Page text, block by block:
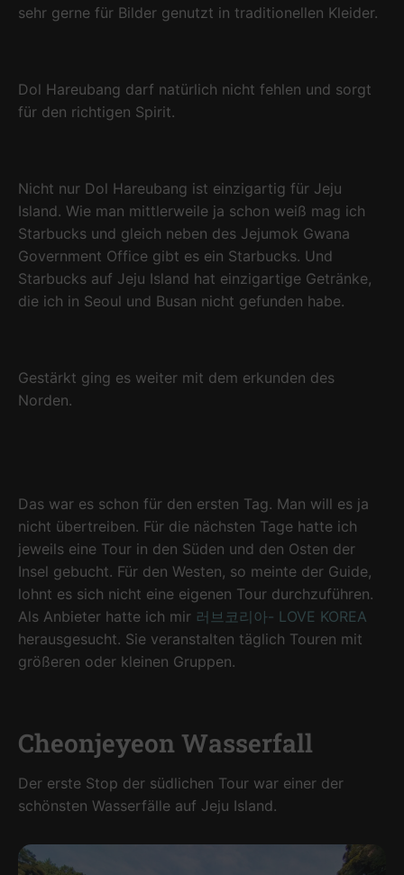
sehr gerne für Bilder genutzt in traditionellen Kleider.
Dol Hareubang darf natürlich nicht fehlen und sorgt
für den richtigen Spirit.
Nicht nur Dol Hareubang ist einzigartig für Jeju
Island. Wie man mittlerweile ja schon weiß mag ich
Starbucks und gleich neben des Jejumok Gwana
Government Office gibt es ein Starbucks. Und
Starbucks auf Jeju Island hat einzigartige Getränke,
die ich in Seoul und Busan nicht gefunden habe.
Gestärkt ging es weiter mit dem erkunden des
Norden.
Das war es schon für den ersten Tag. Man will es ja
nicht übertreiben. Für die nächsten Tage hatte ich
jeweils eine Tour in den Süden und den Osten der
Insel gebucht. Für den Westen, so meinte der Guide,
lohnt es sich nicht eine eigenen Tour durchzuführen.
Als Anbieter hatte ich mir 러브코리아- LOVE KOREA
herausgesucht. Sie veranstalten täglich Touren mit
größeren oder kleinen Gruppen.
Cheonjeyeon Wasserfall
Der erste Stop der südlichen Tour war einer der
schönsten Wasserfälle auf Jeju Island.